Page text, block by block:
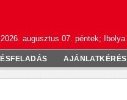
2026. augusztus 07. péntek; Ibolya
AJÁNLATKÉRÉS